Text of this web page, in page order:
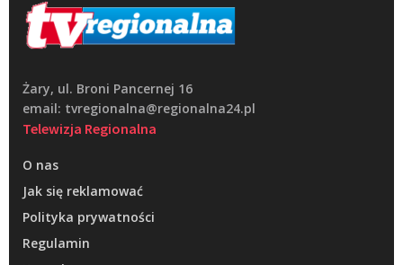
Żary, ul. Broni Pancernej 16
email: tvregionalna@regionalna24.pl
Telewizja Regionalna
O nas
Jak się reklamować
Polityka prywatności
Regulamin